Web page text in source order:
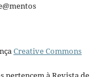
Creative Commons